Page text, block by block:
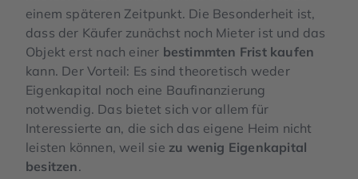
einem späteren Zeitpunkt. Die Besonderheit ist,
dass der Käufer zunächst noch Mieter ist und das
Objekt erst nach einer bestimmten Frist kaufen
kann. Der Vorteil: Es sind theoretisch weder
Eigenkapital noch eine Baufinanzierung
notwendig. Das bietet sich vor allem für
Interessierte an, die sich das eigene Heim nicht
leisten können, weil sie zu wenig Eigenkapital
besitzen.